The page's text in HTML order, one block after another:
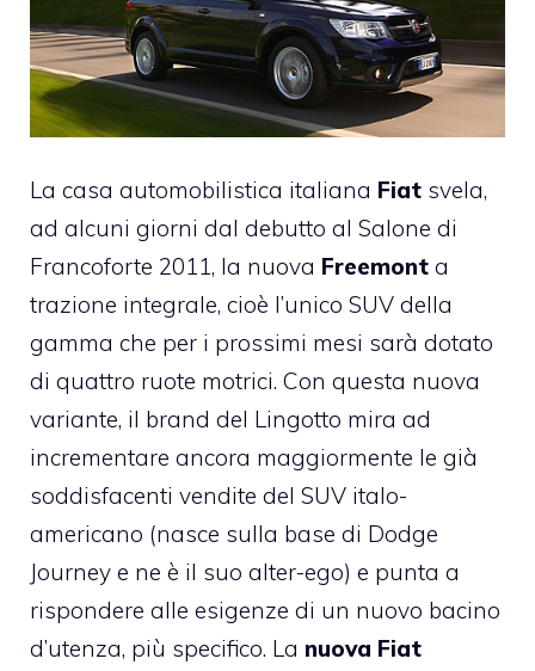
La casa automobilistica italiana Fiat svela,
ad alcuni giorni dal debutto al Salone di
Francoforte 2011, la nuova Freemont a
trazione integrale, cioè l’unico SUV della
gamma che per i prossimi mesi sarà dotato
di quattro ruote motrici. Con questa nuova
variante, il brand del Lingotto mira ad
incrementare ancora maggiormente le già
soddisfacenti vendite del SUV italo-
americano (nasce sulla base di Dodge
Journey e ne è il suo alter-ego) e punta a
rispondere alle esigenze di un nuovo bacino
d’utenza, più specifico. La nuova Fiat